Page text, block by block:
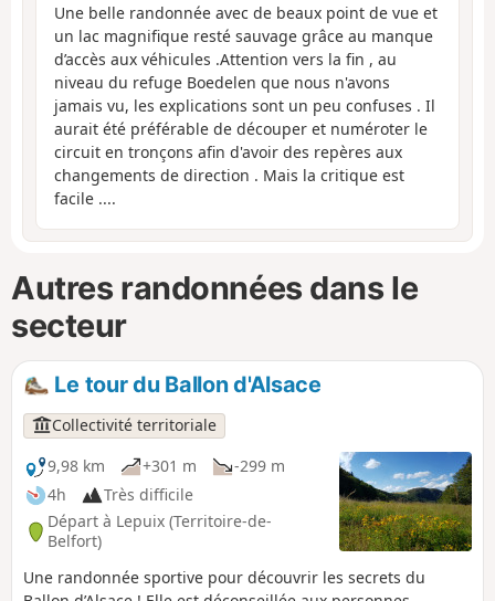
Une belle randonnée avec de beaux point de vue et
un lac magnifique resté sauvage grâce au manque
d’accès aux véhicules .Attention vers la fin , au
niveau du refuge Boedelen que nous n'avons
jamais vu, les explications sont un peu confuses . Il
aurait été préférable de découper et numéroter le
circuit en tronçons afin d'avoir des repères aux
changements de direction . Mais la critique est
facile ....
Autres randonnées dans le
secteur
Le tour du Ballon d'Alsace
Collectivité territoriale
9,98 km
+301 m
-299 m
4h
Très difficile
Départ à Lepuix (Territoire-de-
Belfort)
Une randonnée sportive pour découvrir les secrets du